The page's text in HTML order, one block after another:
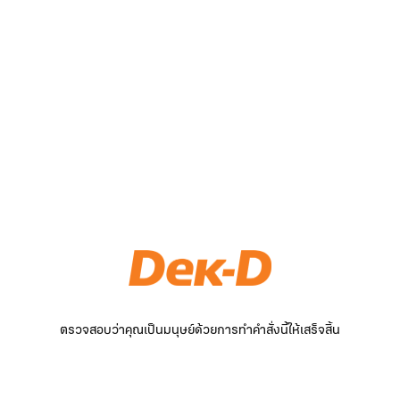
ตรวจสอบว่าคุณเป็นมนุษย์ด้วยการทำคำสั่งนี้ให้เสร็จสิ้น